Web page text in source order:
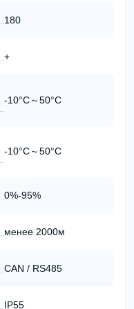
180
+
-10°C～50°C
-10°C～50°C
0%-95%
менее 2000м
CAN / RS485
IP55